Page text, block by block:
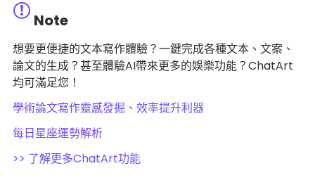
Note
想要更便捷的文本寫作體驗？一鍵完成各種文本、文案、
論文的生成？甚至體驗AI帶來更多的娛樂功能？ChatArt
均可滿足您！
學術論文寫作靈感發掘、效率提升利器
每日星座運勢解析
>> 了解更多ChatArt功能